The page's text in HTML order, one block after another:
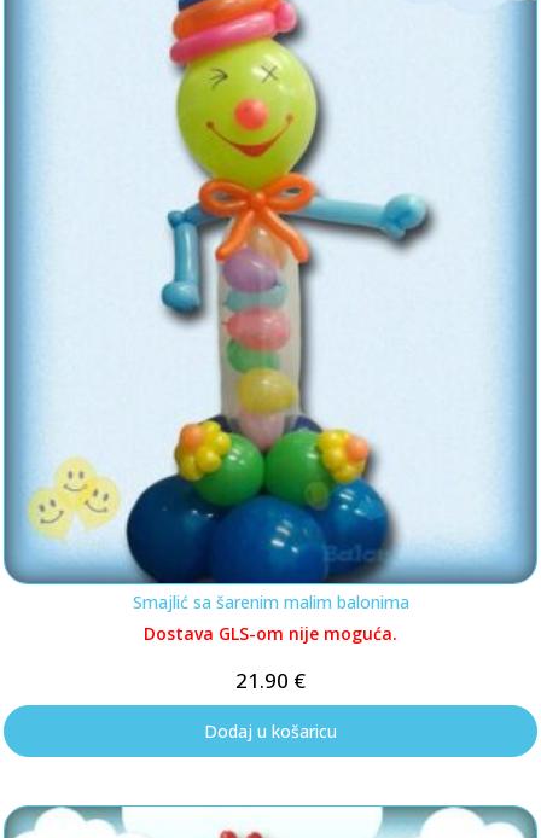
Smajlić sa šarenim malim balonima
Dostava GLS-om nije moguća.
21.90 €
Dodaj u košaricu